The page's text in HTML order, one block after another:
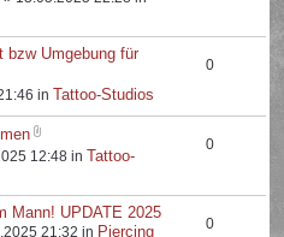
bzw Umgebung für
in Tattoo-Studios
0
12:48 in Tattoo-
0
Mann! UPDATE 2025
21:32 in Piercing 0